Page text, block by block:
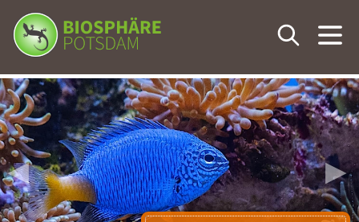
◀ ▶
Dein Besuch
Die Tropenwelt
Veranstaltungen